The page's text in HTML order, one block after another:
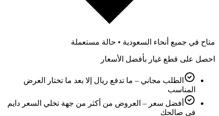
متاح في جميع أنحاء السعودية • حالة مستعملة
احصل على قطع غيار بأفضل الأسعار
الطلب مجاني – ما تدفع ريال إلا بعد ما تختار العرض
المناسب
أفضل سعر – العروض من أكثر من جهة تخلي السعر دايم
في صالحك